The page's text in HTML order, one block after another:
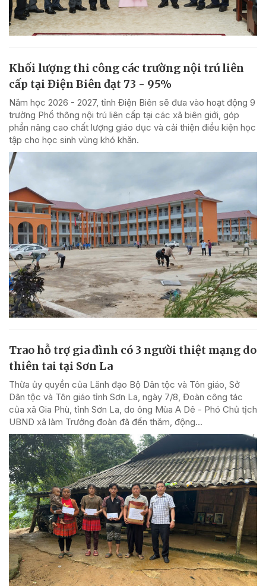
Khối lượng thi công các trường nội trú liên
cấp tại Điện Biên đạt 73 - 95%
Năm học 2026 - 2027, tỉnh Điện Biên sẽ đưa vào hoạt động 9
trường Phổ thông nội trú liên cấp tại các xã biên giới, góp
phần nâng cao chất lượng giáo dục và cải thiện điều kiện học
tập cho học sinh vùng khó khăn.
Trao hỗ trợ gia đình có 3 người thiệt mạng do
thiên tai tại Sơn La
Thừa ủy quyền của Lãnh đạo Bộ Dân tộc và Tôn giáo, Sở
Dân tộc và Tôn giáo tỉnh Sơn La, ngày 7/8, Đoàn công tác
của xã Gia Phù, tỉnh Sơn La, do ông Mùa A Dê - Phó Chủ tịch
UBND xã làm Trưởng đoàn đã đến thăm, động...